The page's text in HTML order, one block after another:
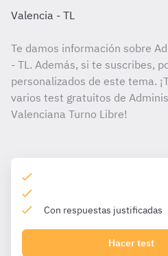
Valencia - TL
Te damos información sobre
- TL. Además, si te suscribes,
personalizados de este tema.
varios test gratuitos de
Valenciana Turno Libre!
Con respuestas justificadas
Hacer test